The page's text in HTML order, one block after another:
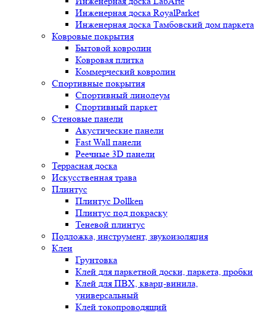
Инженерная доска RoyalParket
Инженерная доска Тамбовский дом паркета
Ковровые покрытия
Бытовой ковролин
Ковровая плитка
Коммерческий ковролин
Спортивные покрытия
Спортивный линолеум
Спортивный паркет
Стеновые панели
Акустические панели
Fast Wall панели
Реечные 3D панели
Террасная доска
Искусственная трава
Плинтус
Плинтус Dollken
Плинтус под покраску
Теневой плинтус
Подложка, инструмент, звукоизоляция
Клеи
Грунтовка
Клей для паркетной доски, паркета, пробки
Клей для ПВХ, кварц-винила,
универсальный
Клей токопроводящий